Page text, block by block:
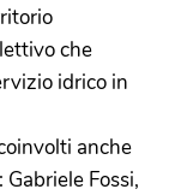
che
idrico in
anche
Fossi,